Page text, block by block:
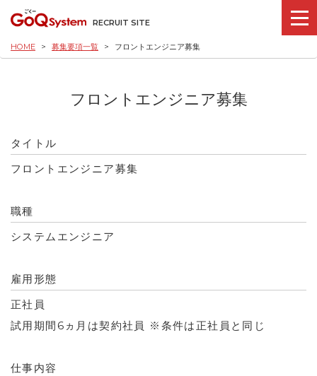
RECRUIT SITE
HOME 募集要項一覧 フロントエンジニア募集
フロントエンジニア募集
タイトル
フロントエンジニア募集
職種
システムエンジニア
雇用形態
正社員
試用期間6ヵ月は契約社員 ※条件は正社員と同じ
仕事内容